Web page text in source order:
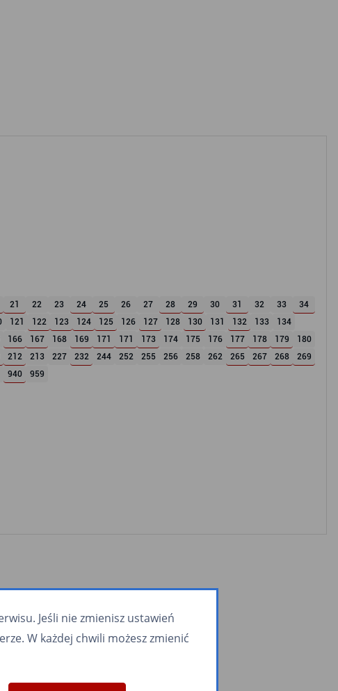
21 22 23 24 25 26 27 28 29 30 31 32 33
34
121 122 123 124 125 126 127 128 130 131 132 133
134
166 167 168 169 171 171 173 174 175 176 177 178 179
180
212 213 227 232 244 252 255 256 258 262 265 267 268
269
940 959
Jeśli nie zmienisz ustawień
W każdej chwili możesz zmienić